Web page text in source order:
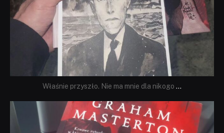
Właśnie przyszło. Nie ma mnie dla nikogo ...
dobryhorror
Sie 23